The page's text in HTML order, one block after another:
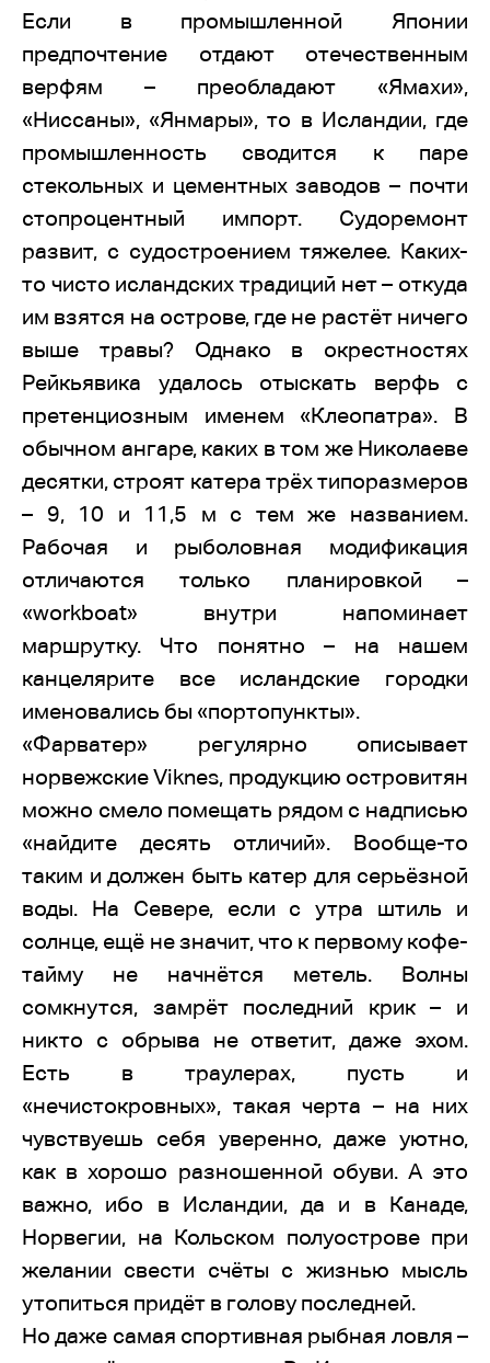
Если в промышленной Японии
предпочтение отдают отечественным
верфям – преобладают «Ямахи»,
«Ниссаны», «Янмары», то в Исландии, где
промышленность сводится к паре
стекольных и цементных заводов – почти
стопроцентный импорт. Судоремонт
развит, с судостроением тяжелее. Каких-
то чисто исландских традиций нет – откуда
им взятся на острове, где не растёт ничего
выше травы? Однако в окрестностях
Рейкьявика удалось отыскать верфь с
претенциозным именем «Клеопатра». В
обычном ангаре, каких в том же Николаеве
десятки, строят катера трёх типоразмеров
– 9, 10 и 11,5 м с тем же названием.
Рабочая и рыболовная модификация
отличаются только планировкой –
«workboat» внутри напоминает
маршрутку. Что понятно – на нашем
канцелярите все исландские городки
именовались бы «портопункты».
«Фарватер» регулярно описывает
норвежские Viknes, продукцию островитян
можно смело помещать рядом с надписью
«найдите десять отличий». Вообще-то
таким и должен быть катер для серьёзной
воды. На Севере, если с утра штиль и
солнце, ещё не значит, что к первому кофе-
тайму не начнётся метель. Волны
сомкнутся, замрёт последний крик – и
никто с обрыва не ответит, даже эхом.
Есть в траулерах, пусть и
«нечистокровных», такая черта – на них
чувствуешь себя уверенно, даже уютно,
как в хорошо разношенной обуви. А это
важно, ибо в Исландии, да и в Канаде,
Норвегии, на Кольском полуострове при
желании свести счёты с жизнью мысль
утопиться придёт в голову последней.
Но даже самая спортивная рыбная ловля –